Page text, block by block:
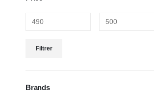
Filtrer
Brands